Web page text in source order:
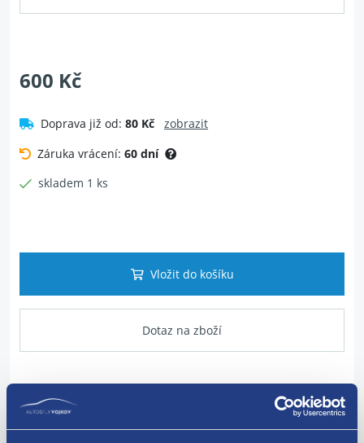
600 Kč
Doprava již od: 80 Kč
zobrazit
Záruka vrácení: 60 dní
skladem 1 ks
Vložit do košíku
Dotaz na zboží
Popis produktu